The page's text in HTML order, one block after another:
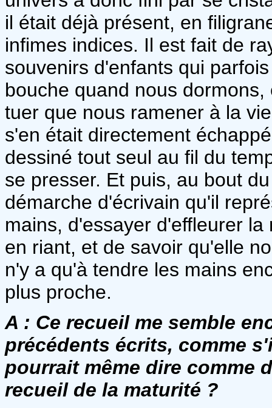
il était déjà présent, en
infimes indices. Il est fait de
souvenirs d'enfants qui
bouche quand nous
tuer que nous ramener à la
s'en était directement
dessiné tout seul au fil du
se presser. Et puis, au bout
démarche d'écrivain qu'il
mains, d'essayer d'effleurer
en riant, et de savoir qu'elle
n'y a qu'à tendre les mains
plus proche.
A : Ce recueil me semble
précédents écrits, comme
pourrait même dire comme
recueil de la maturité ?